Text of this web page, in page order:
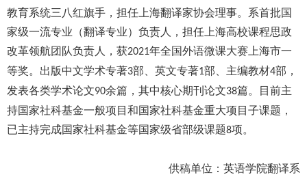
教育系统三八红旗手，担任上海翻译家协会理事。系首批国
家级一流专业（翻译专业）负责人，担任上海高校课程思政
改革领航团队负责人，获2021年全国外语微课大赛上海市一
等奖。出版中文学术专著3部、英文专著1部、主编教材4部，
发表各类学术论文90余篇，其中核心期刊论文38篇。目前主
持国家社科基金一般项目和国家社科基金重大项目子课题，
已主持完成国家社科基金等国家级省部级课题8项。
供稿单位：英语学院翻译系